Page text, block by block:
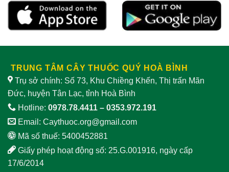
TRUNG TÂM CÂY THUỐC QUÝ HOÀ BÌNH
Trụ sở chính: Số 73, Khu Chiềng Khến, Thị trấn Mãn
Đức, huyện Tân Lạc, tỉnh Hoà Bình
Hotline: 0978.78.4411 – 0353.972.191
Email: Caythuoc.org@gmail.com
Mã số thuế: 5400452881
Giấy phép hoạt động số: 25.G.001916, ngày cấp
17/6/2014